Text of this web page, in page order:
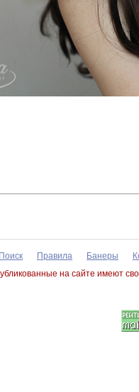
Поиск Правила Банеры
на сайте имеют